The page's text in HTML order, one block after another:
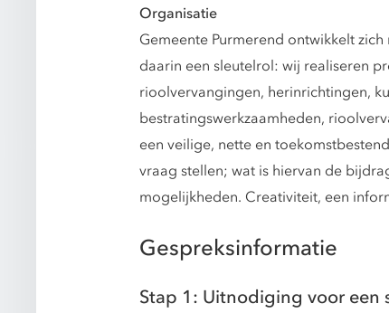
Organisatie
Gemeente Purmerend ontwikkelt
daarin een sleutelrol: wij realiseren
rioolvervangingen, herinrichtingen,
bestratingswerkzaamheden,
een veilige, nette en
vraag stellen; wat is hiervan de
mogelijkheden. Creativiteit, een
Gespreksinformatie
Stap 1: Uitnodiging voor een